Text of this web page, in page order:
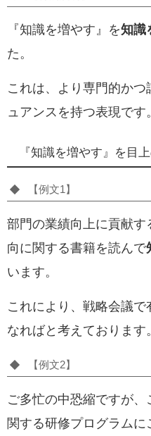
『知識を増やす』を知識
た。
これは、より専門的か
ュアンスを持つ表現です
『知識を増やす』を目
【例文1】
部門の業績向上に貢献
向に関する書籍を読んで
います。
これにより、戦略会議
なればと考えております
【例文2】
ご多忙の中恐縮ですが
関する研修プログラムに